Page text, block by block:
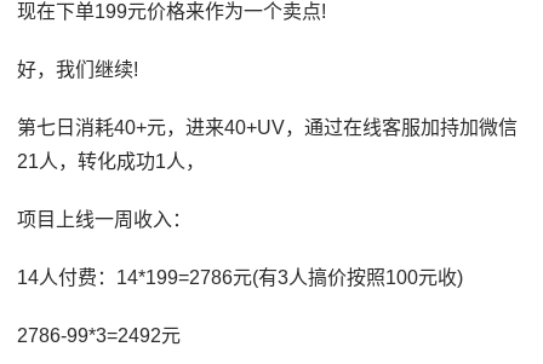
现在下单199元价格来作为一个卖点!
好，我们继续!
第七日消耗40+元，进来40+UV，通过在线客服加持加微信
21人，转化成功1人，
项目上线一周收入：
14人付费：14*199=2786元(有3人搞价按照100元收)
2786-99*3=2492元